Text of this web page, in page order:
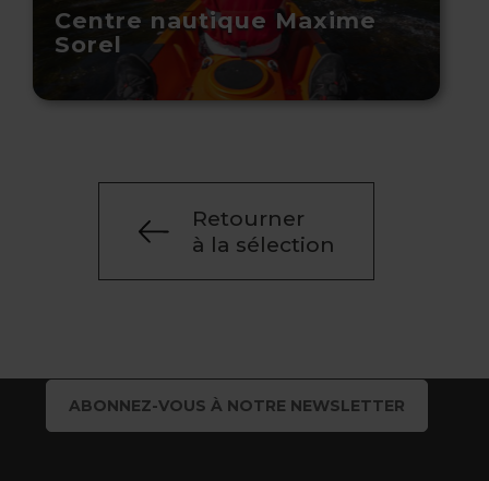
Centre nautique Maxime
Sorel
Retourner
à la sélection
ABONNEZ-VOUS À NOTRE NEWSLETTER